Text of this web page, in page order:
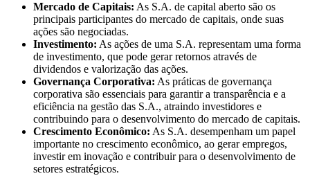
Mercado de Capitais: As S.A. de capital aberto são os
principais participantes do mercado de capitais, onde suas
ações são negociadas.
Investimento: As ações de uma S.A. representam uma forma
de investimento, que pode gerar retornos através de
dividendos e valorização das ações.
Governança Corporativa: As práticas de governança
corporativa são essenciais para garantir a transparência e a
eficiência na gestão das S.A., atraindo investidores e
contribuindo para o desenvolvimento do mercado de capitais.
Crescimento Econômico: As S.A. desempenham um papel
importante no crescimento econômico, ao gerar empregos,
investir em inovação e contribuir para o desenvolvimento de
setores estratégicos.